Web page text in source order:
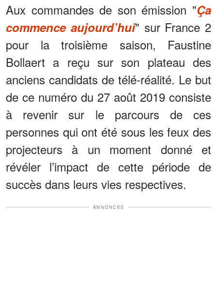
Aux commandes de son émission "Ça
commence aujourd’hui" sur France 2
pour la troisième saison, Faustine
Bollaert a reçu sur son plateau des
anciens candidats de télé-réalité. Le but
de ce numéro du 27 août 2019 consiste
à revenir sur le parcours de ces
personnes qui ont été sous les feux des
projecteurs à un moment donné et
révéler l’impact de cette période de
succès dans leurs vies respectives.
ANNONCES